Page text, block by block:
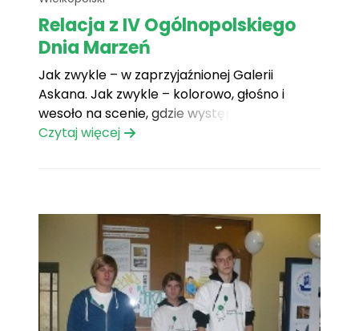
Relacja z IV Ogólnopolskiego
Dnia Marzeń
Jak zwykle – w zaprzyjaźnionej Galerii
Askana. Jak zwykle – kolorowo, głośno i
wesoło na scenie, gdzie występowali młodzi
artyści i odbywały się konkursy z nagrodami.
Czytaj więcej